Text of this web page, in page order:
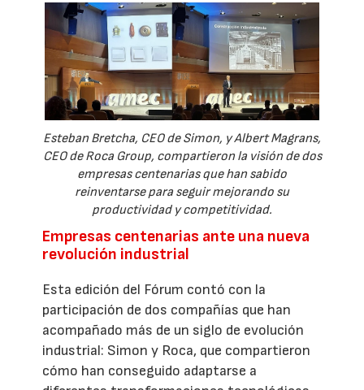
Esteban Bretcha, CEO de Simon, y Albert Magrans,
CEO de Roca Group, compartieron la visión de dos
empresas centenarias que han sabido
reinventarse para seguir mejorando su
productividad y competitividad.
Empresas centenarias ante una nueva
revolución industrial
Esta edición del Fórum contó con la
participación de dos compañías que han
acompañado más de un siglo de evolución
industrial: Simon y Roca, que compartieron
cómo han conseguido adaptarse a